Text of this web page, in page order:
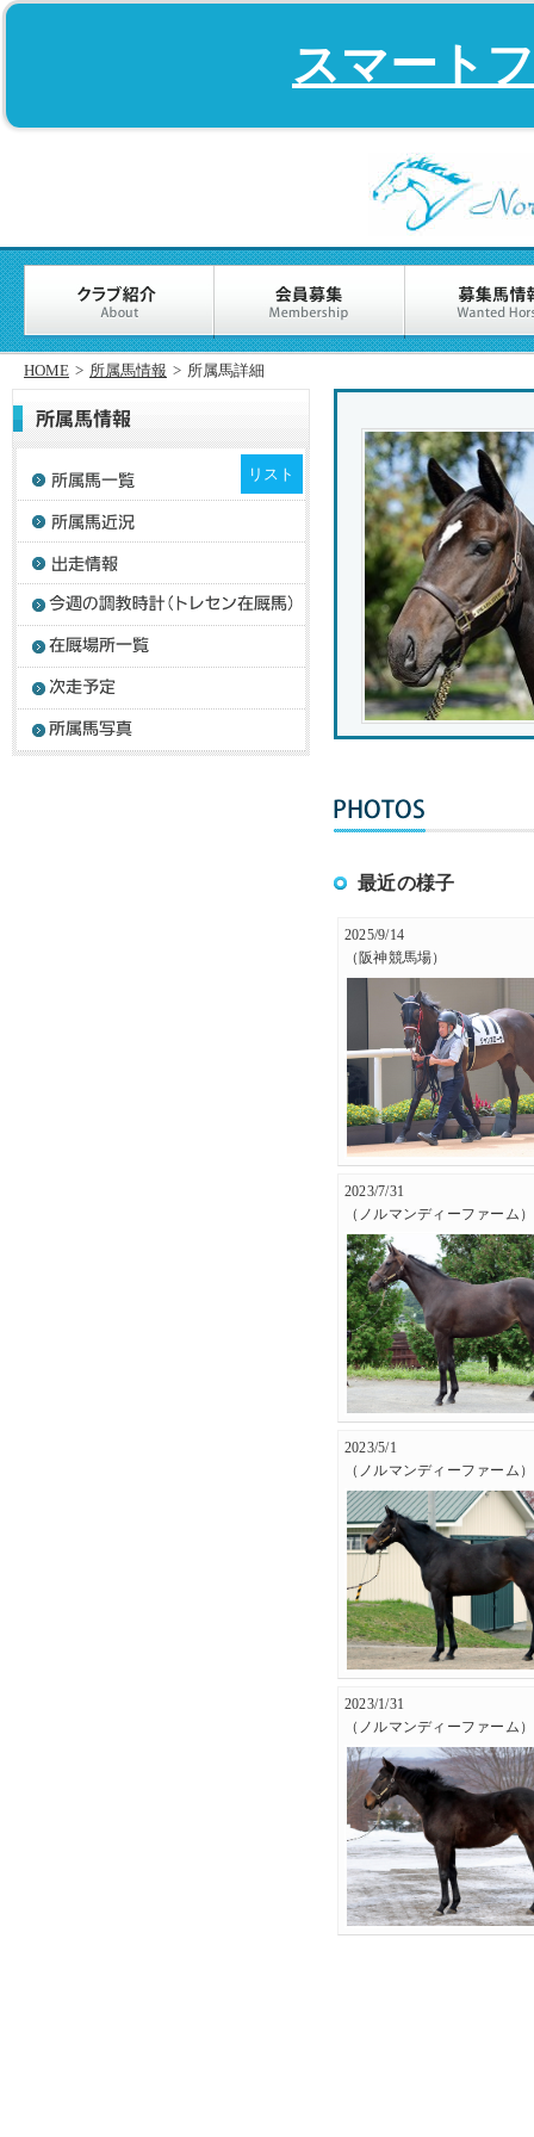
スマート
HOME > 所属馬情報 > 所属馬詳細
リスト
最近の様子
2025/9/14
（阪神競馬場）
2023/7/31
（ノルマンディーファーム）
2023/5/1
（ノルマンディーファーム）
2023/1/31
（ノルマンディーファーム）